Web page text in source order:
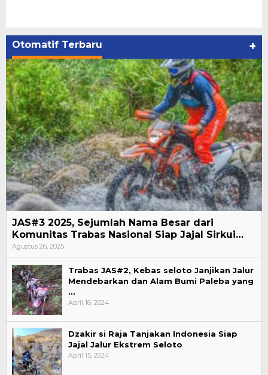
Otomatif Terbaru +
JAS#3 2025, Sejumlah Nama Besar dari
Komunitas Trabas Nasional Siap Jajal Sirkui…
Agustus 26, 2025
Trabas JAS#2, Kebas seloto Janjikan Jalur
Mendebarkan dan Alam Bumi Paleba yang
…
April 16, 2024
Dzakir si Raja Tanjakan Indonesia Siap
Jajal Jalur Ekstrem Seloto
April 15, 2024